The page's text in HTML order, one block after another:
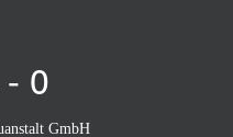
0
GmbH